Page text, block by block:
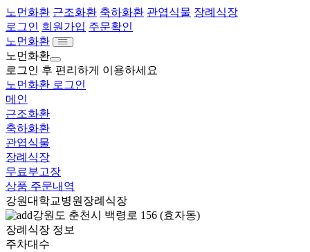
노먼화환 근조화환 축하화환 관엽식물 장례식장
로그인 회원가입 주문확인
노먼화환
노먼화환
로그인 후 편리하게 이용하세요
노먼화환 로그인
메인
근조화환
축하화환
관엽식물
장례식장
무료부고장
상품 주문내역
강원대학교병원장례식장
강원도 춘천시 백령로 156 (효자동)
장례식장 정보
주차대수